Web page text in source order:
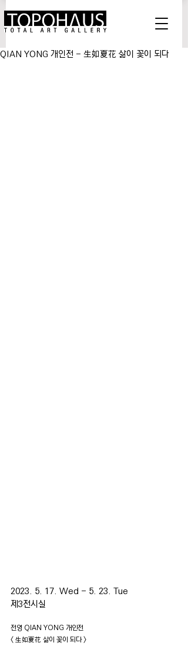
QIAN YONG 개인전 - 生如夏花 삶이 꽃이 되다
2023. 5. 17. Wed - 5. 23. Tue
제3전시실
전영 QIAN YONG 개인전
< 生如夏花 삶이 꽃이 되다 >